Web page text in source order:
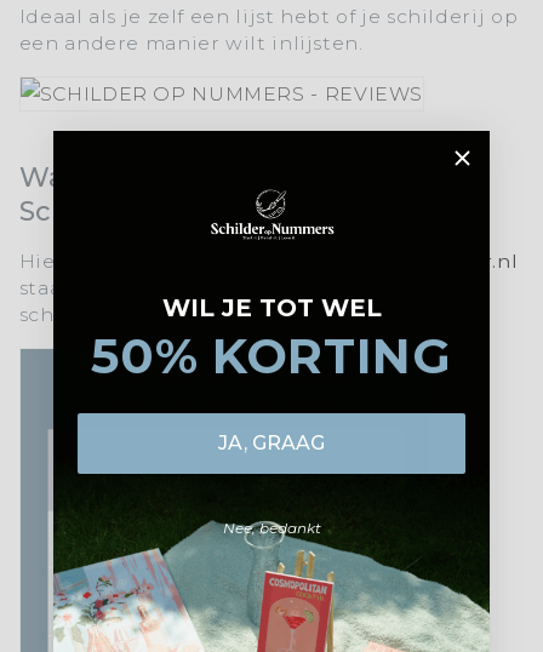
Ideaal als je zelf een lijst hebt of je schilderij op
een andere manier wilt inlijsten.
Waarom kiezen voor
SchilderOpNr.nl?
Hier is een korte uitleg waarom
schilperopnr.nl
staat voor topkwaliteit en een unieke
schilderervaring:WIL JE TOT WEL
50% KORTING
JA, GRAAG
Nee, bedankt